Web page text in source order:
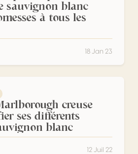
sauvignon blanc
à tous les
18 Jan 23
creuse
ses différents
blanc
12 Juil 22